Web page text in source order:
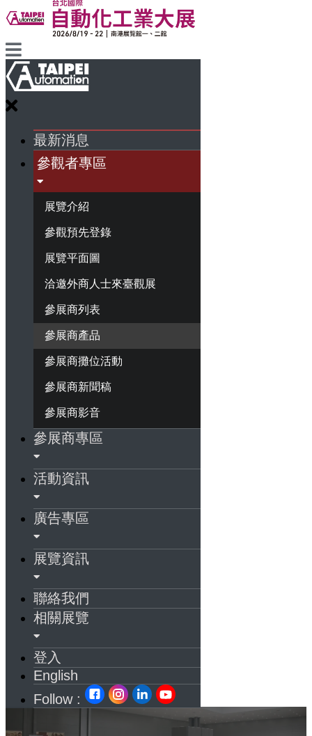
最新消息
參觀者專區
展覽介紹
參觀預先登錄
展覽平面圖
洽邀外商人士來臺觀展
參展商列表
參展商產品
參展商攤位活動
參展商新聞稿
參展商影音
參展商專區
活動資訊
廣告專區
展覽資訊
聯絡我們
相關展覽
登入
English
Follow :